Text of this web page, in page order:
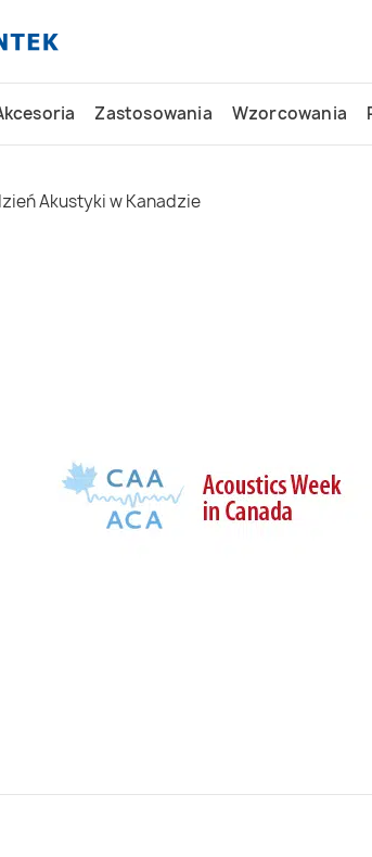
Zastosowania Wzorcowania
Akustyki w Kanadzie